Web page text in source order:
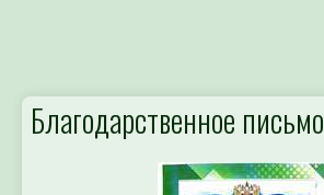
Благодарственное письмо